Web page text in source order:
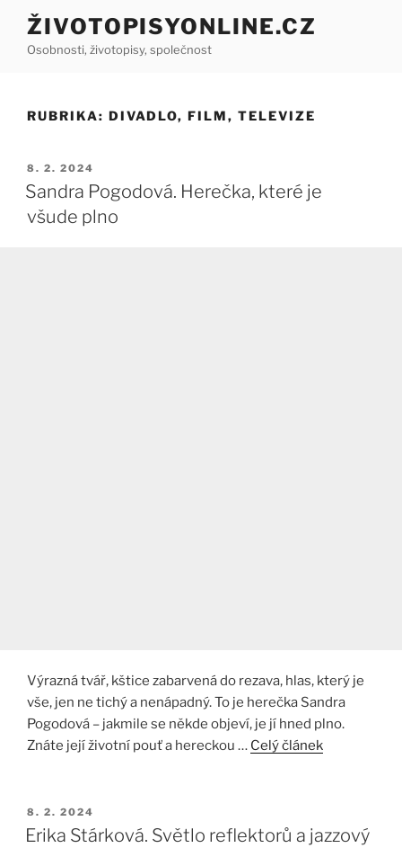
Přejít
obsahu
ŽIVOTOPISYONLINE.CZ
Osobnosti, životopisy, společnost
RUBRIKA: DIVADLO, FILM, TELEVIZE
PUBLIKOVÁNO
8. 2. 2024
Sandra Pogodová. Herečka, které je
všude plno
Výrazná tvář, kštice zabarvená do rezava, hlas, který je
vše, jen ne tichý a nenápadný. To je herečka Sandra
Pogodová – jakmile se někde objeví, je jí hned plno.
Znáte její životní pouť a hereckou … Celý článek
PUBLIKOVÁNO
8. 2. 2024
Erika Stárková. Světlo reflektorů a jazzový